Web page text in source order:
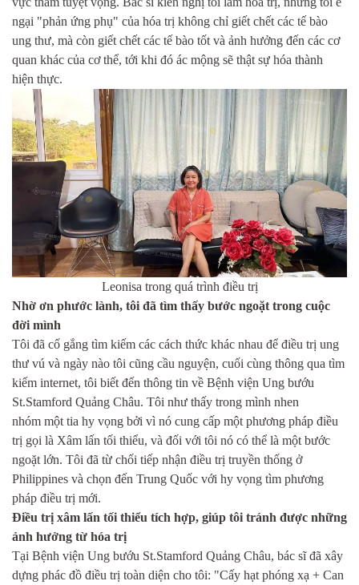
ngại "phản ứng phụ" của hóa trị không chỉ giết chết các tế bào
ung thư, mà còn giết chết các tế bào tốt và ảnh hưởng đến các cơ
quan khác của cơ thể, tới khi đó ác mộng sẽ thật sự hóa thành
hiện thực.
Leonisa trong quá trình điều trị
Nhờ ơn phước lành, tôi đã tìm thấy bước ngoặt trong cuộc
đời mình
Tôi đã cố gắng tìm kiếm các cách thức khác nhau để điều trị ung
thư vú và ngày nào tôi cũng cầu nguyện, cuối cùng thông qua tìm
kiếm internet, tôi biết đến thông tin về Bệnh viện Ung bướu
St.Stamford Quảng Châu. Tôi như thấy trong mình nhen
nhóm một tia hy vọng bởi vì nó cung cấp một phương pháp điều
trị gọi là Xâm lấn tối thiểu, và đối với tôi nó có thể là một bước
ngoặt lớn. Tôi đã từ chối tiếp nhận điều trị truyền thống ở
Philippines và chọn đến Trung Quốc với hy vọng tìm phương
pháp điều trị mới.
Điều trị xâm lấn tối thiểu tích hợp, giúp tôi tránh được những
ảnh hưởng từ hóa trị
Tại Bệnh viện Ung bướu St.Stamford Quảng Châu, bác sĩ đã xây
dựng phác đồ điều trị toàn diện cho tôi: "Cấy hạt phóng xạ + Can